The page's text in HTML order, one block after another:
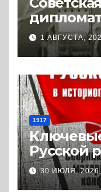
Холодной
(2018) *
1 АВГУСТА,
1917
Русской
30 ИЮЛЯ, 2026